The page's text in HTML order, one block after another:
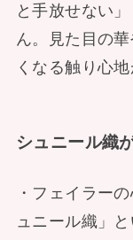
と手放せない
ん。見た目の
くなる触り心
シュニール織
・フェイラー
ュニール織」